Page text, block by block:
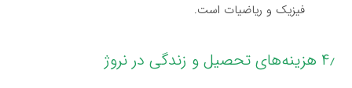
فیزیک و ریاضیات است.
۴٫ هزینه‌های تحصیل و زندگی در نروژ